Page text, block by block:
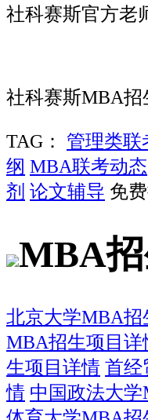
社科赛斯官方老
社科赛斯MBA招
TAG： 管理类联
纲 MBA联考动态
剂 论文辅导 免
MBA
北京大学MBA招
MBA招生项目详
生项目详情 首经
情 中国政法大